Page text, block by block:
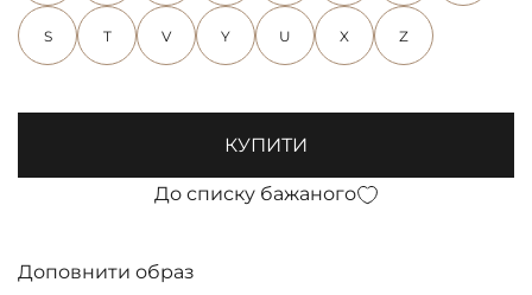
S T V Y U X Z
КУПИТИ
До списку бажаного
Доповнити образ